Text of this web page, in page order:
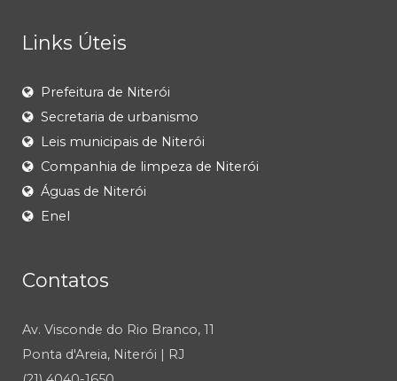
Links Úteis
Prefeitura de Niterói
Secretaria de urbanismo
Leis municipais de Niterói
Companhia de limpeza de Niterói
Águas de Niterói
Enel
Contatos
Av. Visconde do Rio Branco, 11
Ponta d'Areia, Niterói | RJ